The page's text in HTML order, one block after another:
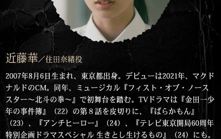
近藤華／住田奈緒役
2007年8月6日生まれ、東京都出身。デビューは2021年、マクド
ナルドのCM。同年、ミュージカル『フィスト・オブ・ノース
スター〜北斗の拳〜』で初舞台を踏む。TVドラマは『金田一少
年の事件簿』（22）の第８話を皮切りに、『ばらかもん』
（23）、『アンチヒーロー』（24）、『テレビ東京開局60周年
特別企画ドラマスペシャル 生きとし生けるもの』（24）にも。